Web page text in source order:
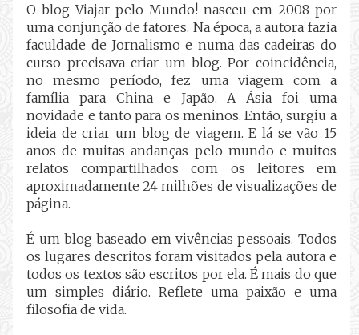
O blog Viajar pelo Mundo! nasceu em 2008 por
uma conjunção de fatores. Na época, a autora fazia
faculdade de Jornalismo e numa das cadeiras do
curso precisava criar um blog. Por coincidência,
no mesmo período, fez uma viagem com a
família para China e Japão. A Ásia foi uma
novidade e tanto para os meninos. Então, surgiu a
ideia de criar um blog de viagem. E lá se vão 15
anos de muitas andanças pelo mundo e muitos
relatos compartilhados com os leitores em
aproximadamente 24 milhões de visualizações de
página.
É um blog baseado em vivências pessoais. Todos
os lugares descritos foram visitados pela autora e
todos os textos são escritos por ela. É mais do que
um simples diário. Reflete uma paixão e uma
filosofia de vida.